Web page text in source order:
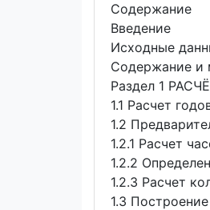
Содержание
Введение
Исходные
Содержание и
Раздел 1
1.1 Расчет
1.2
1.2.1 Расчет
1.2.2
1.2.3 Расчет
1.3